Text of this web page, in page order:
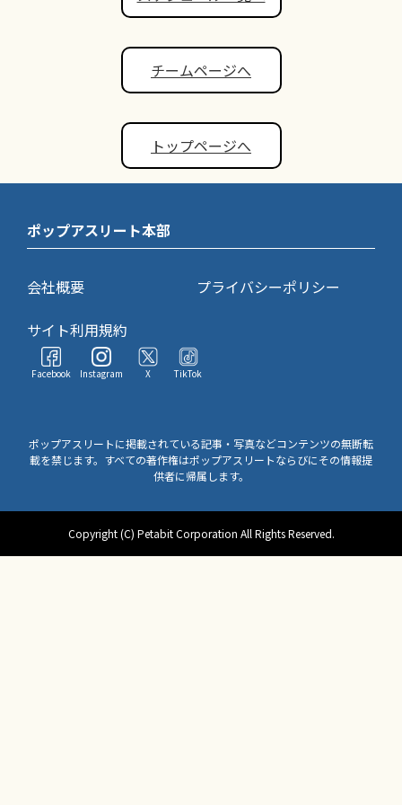
チームページへ
トップページへ
ポップアスリート本部
会社概要
プライバシーポリシー
サイト利用規約
Facebook Instagram X TikTok
ポップアスリートに掲載されている記事・写真などコンテンツの無断転
載を禁じます。すべての著作権はポップアスリートならびにその情報提
供者に帰属します。
Copyright (C) Petabit Corporation All Rights Reserved.